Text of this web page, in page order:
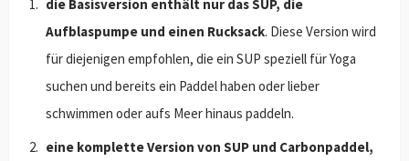
die Basisversion enthält nur das SUP, die
Aufblaspumpe und einen Rucksack. Diese Version wird
für diejenigen empfohlen, die ein SUP speziell für Yoga
suchen und bereits ein Paddel haben oder lieber
schwimmen oder aufs Meer hinaus paddeln.
eine komplette Version von SUP und Carbonpaddel,